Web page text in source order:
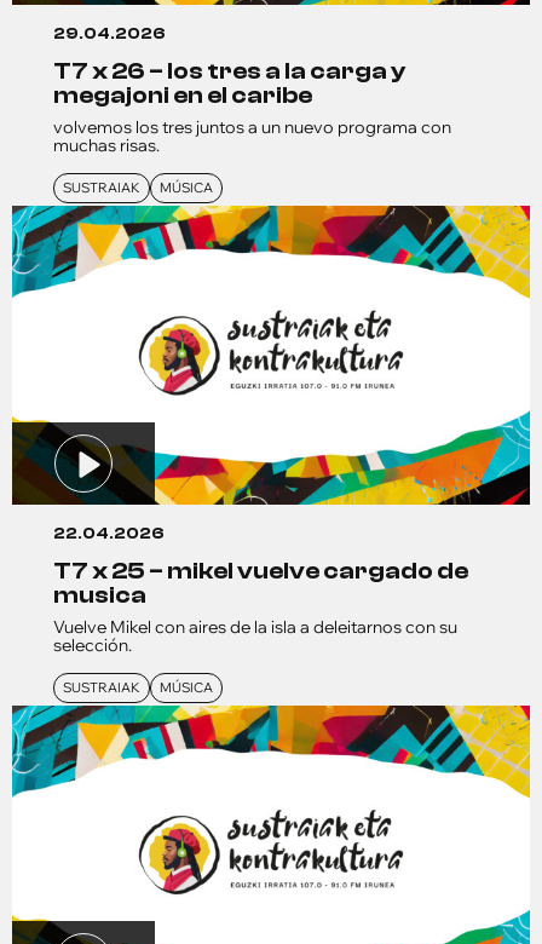
29.04.2026
t7 x 26 – los tres a la carga y
megajoni en el caribe
volvemos los tres juntos a un nuevo programa con
muchas risas.
SUSTRAIAK MÚSICA
22.04.2026
t7 x 25 – mikel vuelve cargado de
musica
Vuelve Mikel con aires de la isla a deleitarnos con su
selección.
SUSTRAIAK MÚSICA